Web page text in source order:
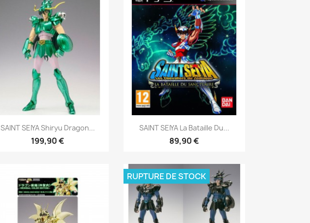
Aperçu rapide
SAINT SEIYA Shiryu Dragon...
199,90 €
Aperçu rapide
SAINT SEIYA La Bataille Du...
89,90 €
RUPTURE DE STOCK